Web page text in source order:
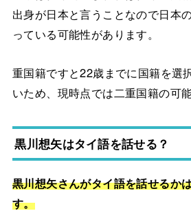
出身が日本と言うことなので日本
っている可能性があります。
重国籍ですと22歳までに国籍を選
いため、現時点では二重国籍の可
黒川想矢はタイ語を話せる？
黒川想矢さんがタイ語を話せるか
す。